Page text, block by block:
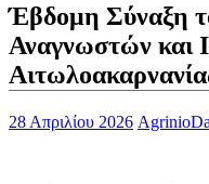
Έβδομη Σύναξη
Αναγνωστών και
28 Απριλίου 2026